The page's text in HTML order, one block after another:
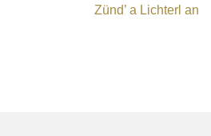
Zünd’ a Lichterl an